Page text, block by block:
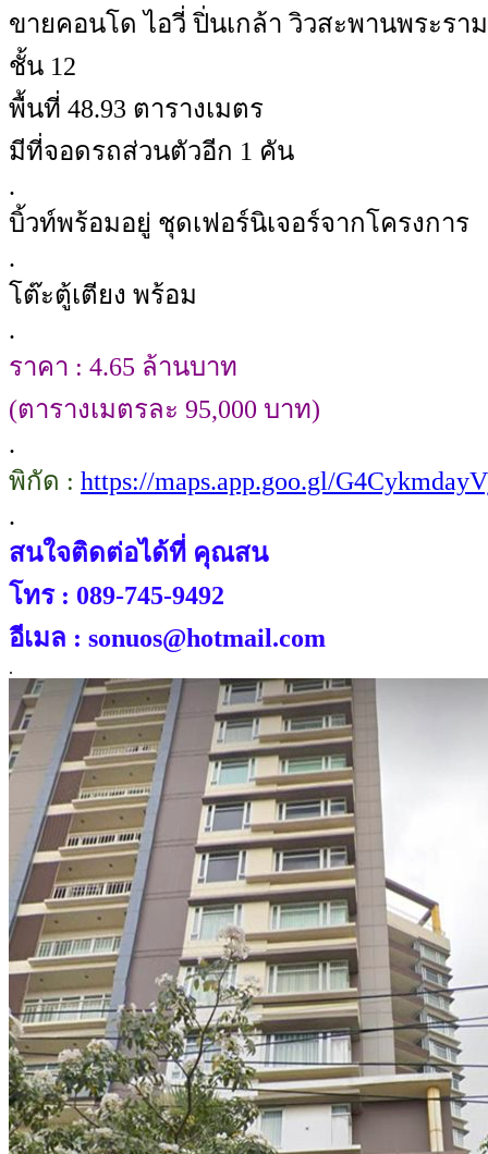
ขายคอนโด ไอวี่ ปิ่นเกล้า วิวสะพานพระรา
ชั้น 12
พื้นที่ 48.93 ตารางเมตร
มีที่จอดรถส่วนตัวอีก 1 คัน
.
บิ้วท์พร้อมอยู่ ชุดเฟอร์นิเจอร์จากโครงการ
.
โต๊ะตู้เตียง พร้อม
.
ราคา : 4.65 ล้านบาท
(ตารางเมตรละ 95,000 บาท)
.
พิกัด : https://maps.app.goo.gl/
.
สนใจติดต่อได้ที่ คุณสน
โทร : 089-745-9492
อีเมล : sonuos@hotmail.com
.